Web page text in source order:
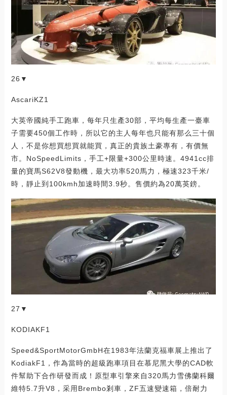
26▼
AscariKZ1
大英帝國純手工跑車，每年只生產30部，平均每生產一臺車
子需要450個工作時，所以它的主人每年也只能有那么三十個
人，不是你想買想買就能買，真正的貴族土豪專有，有價無
市。NoSpeedLimits，手工+限量+300公里時速。4941cc排
量的寶馬S62V8發動機，最大功率520馬力，極速323千米/
時，靜止到100kmh加速時間3.9秒。售價約為20萬英鎊。
27▼
KODIAKF1
Speed&SportMotorGmbH在1983年法蘭克福車展上推出了
KodiakF1，作為當時的超級跑車項目在慕尼黑大學的CAD軟
件幫助下合作研發而成！原型車引擎來自320馬力雪佛蘭科爾
維特5.7升V8，采用Brembo剎車，ZF五速變速箱，倍耐力